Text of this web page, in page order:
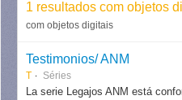
1 resultados com objetos
com objetos digitais
Testimonios/ ANM
T Séries
La serie Legajos ANM está